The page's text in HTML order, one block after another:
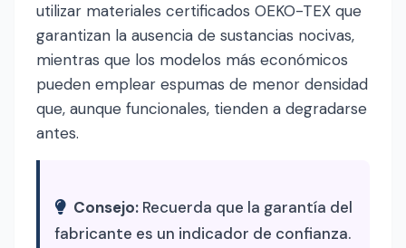
utilizar materiales certificados OEKO-TEX que
garantizan la ausencia de sustancias nocivas,
mientras que los modelos más económicos
pueden emplear espumas de menor densidad
que, aunque funcionales, tienden a degradarse
antes.
Consejo: Recuerda que la garantía del
fabricante es un indicador de confianza.